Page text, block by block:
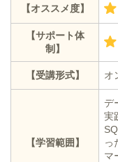
【オススメ度】
【サポート体
制】
【受講形式】 オ
【学習範囲】
デ
実
っ
マ